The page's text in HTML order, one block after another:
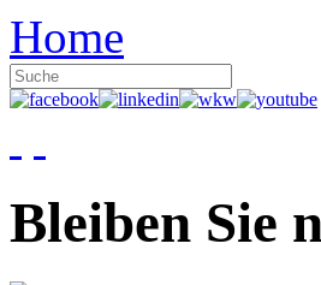
Home
Bleiben Sie